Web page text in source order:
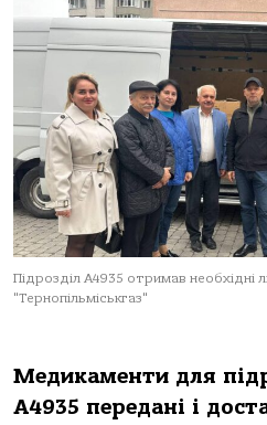
Підрозділ А4935 отримав необхідні
"Тернопільміськгаз"
Медикаменти для
А4935 передані і